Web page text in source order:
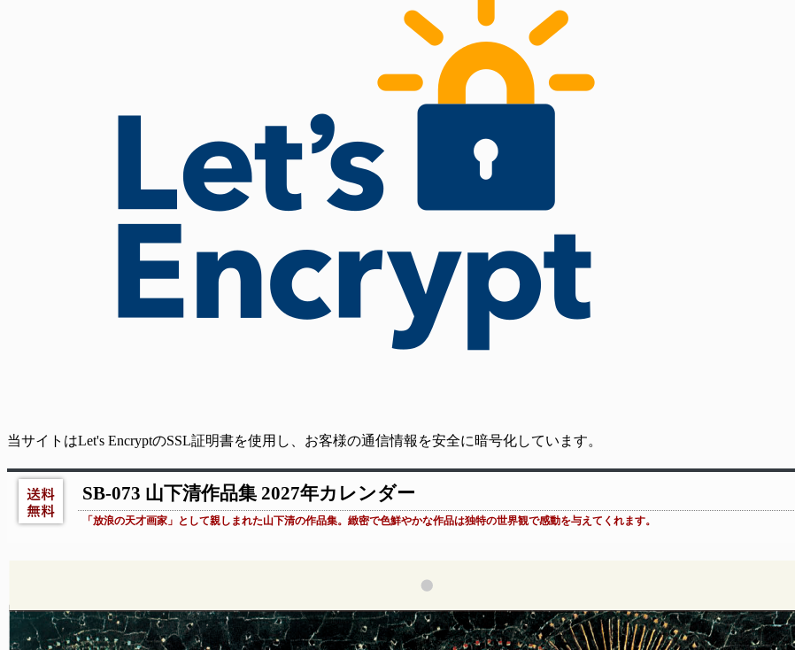
当サイトはLet's EncryptのSSL証明書を使用し、お客様の通信情報を安全に暗号化しています。
SB-073 山下清作品集 2027年カレンダー
「放浪の天才画家」として親しまれた山下清の作品集。緻密で色鮮やかな作品は独特の世界観で感動を与えてくれます。